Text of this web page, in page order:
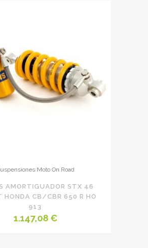
Moto On Road
AMORTIGUADOR STX 46
HONDA CB/CBR 650 R HO
913
1.147,08€